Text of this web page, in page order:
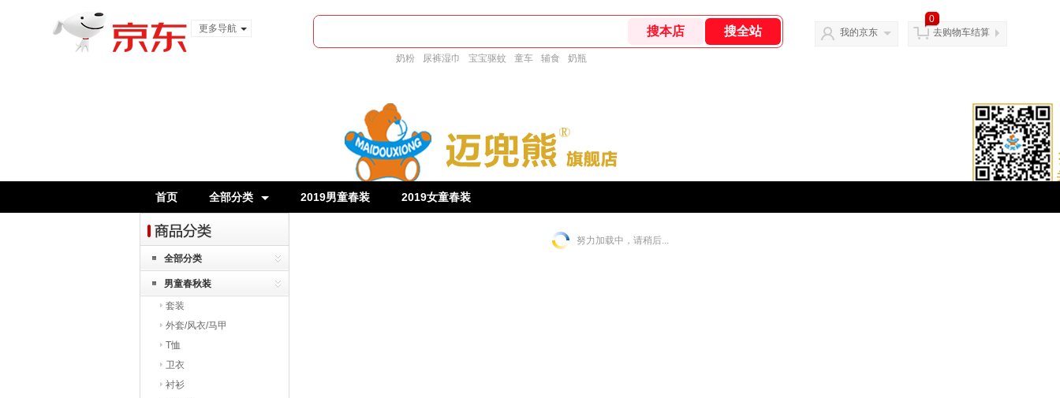
更多导航
奶粉 尿裤湿巾 宝宝驱蚊 童车 辅食 奶瓶
我的京东
0
去购物车结算
首页 全部分类 2019男童春装 2019女童春装
全部分类
男童春秋装
套装
外套/风衣/马甲
T恤
卫衣
衬衫
努力加载中，请稍后...